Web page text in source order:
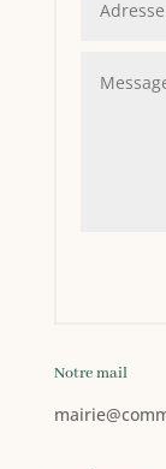
Notre mail
mairie